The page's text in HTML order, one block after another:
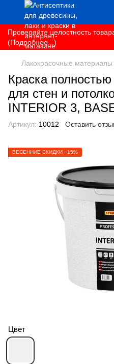
Проверяйте целостность
(Подробнее...)
Лакокрасочные материалы
Краска
для стен и
INTERIOR 3,
Артикул: 10012 Оставить
ВЕСЕННИЕ СКИДКИ −15%
Цвет